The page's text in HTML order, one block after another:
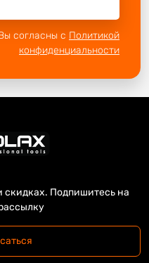
согласны с Политикой
конфиденциальности
скидках. Подпишитесь на